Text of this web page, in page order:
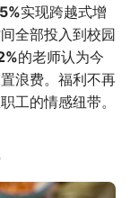
实现跨越式增
全部投入到校园
的老师认为今
浪费。福利不再
工的情感纽带。